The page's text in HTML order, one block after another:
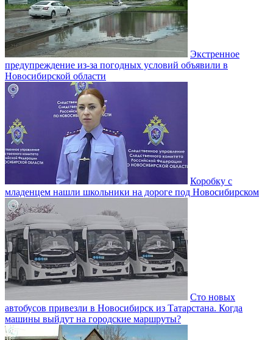
Экстренное
предупреждение из-за погодных условий объявили в
Новосибирской области
Коробку с
младенцем нашли школьники на дороге под Новосибирском
Сто новых
автобусов привезли в Новосибирск из Татарстана. Когда
машины выйдут на городские маршруты?